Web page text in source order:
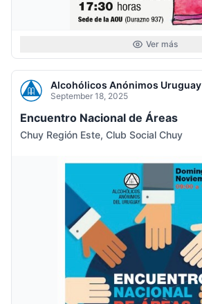
Ver más
Alcohólicos Anónimos Uruguay
September 18, 2025
Encuentro Nacional de Áreas
Chuy Región Este, Club Social Chuy